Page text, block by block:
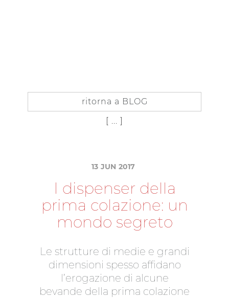
ritorna a BLOG
[ ... ]
13 JUN 2017
I dispenser della
prima colazione: un
mondo segreto
Le strutture di medie e grandi
dimensioni spesso affidano
l’erogazione di alcune
bevande della prima colazione